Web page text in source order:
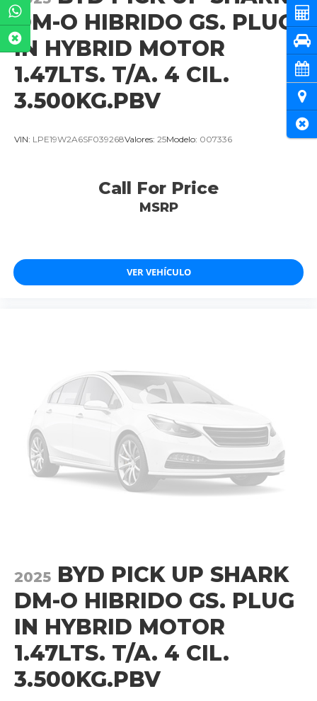
DM-O HIBRIDO GS. PLUG
IN HYBRID MOTOR
1.47LTS. T/A. 4 CIL.
3.500KG.PBV
VIN: LPE19W2A6SF039268Valores: 25Modelo: 007336
Call For Price
MSRP
VER VEHÍCULO
2025 BYD PICK UP SHARK
DM-O HIBRIDO GS. PLUG
IN HYBRID MOTOR
1.47LTS. T/A. 4 CIL.
3.500KG.PBV